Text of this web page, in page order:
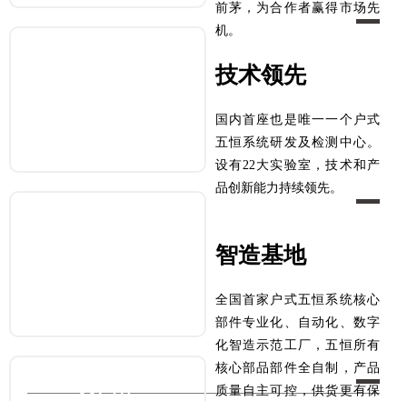
33门店
前茅，为合作者赢得市场先
机。
技术领先
国内首座也是唯一一个户式
五恒系统研发及检测中心。
设有22大实验室，技术和产
品创新能力持续领先。
智造基地
全国首家户式五恒系统核心
部件专业化、自动化、数字
化智造示范工厂，五恒所有
核心部品部件全自制，产品
质量自主可控，供货更有保